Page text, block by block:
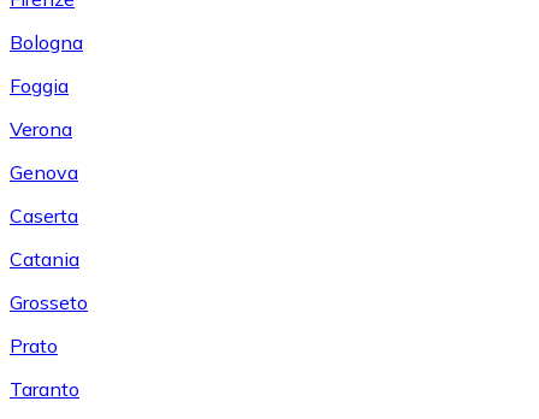
Bologna
Foggia
Verona
Genova
Caserta
Catania
Grosseto
Prato
Taranto